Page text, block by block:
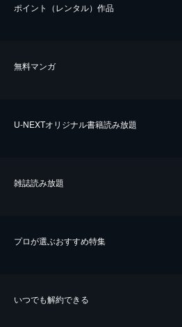
ポイント（レンタル）作品
無料マンガ
U-NEXTオリジナル書籍読み放題
雑誌読み放題
プロが選ぶおすすめ特集
いつでも解約できる